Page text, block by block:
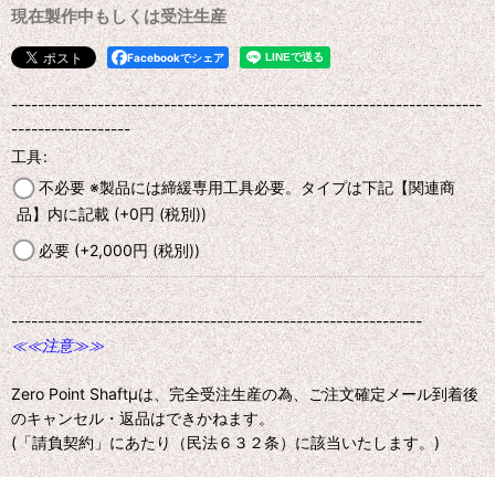
現在製作中もしくは受注生産
Facebookでシェア
-----------------------------------------------------------------------
------------------
工具:
不必要 ※製品には締緩専用工具必要。タイプは下記【関連商
品】内に記載(+0円 (税別))
必要(+2,000円 (税別))
--------------------------------------------------------------
≪≪注意≫≫
Zero Point Shaftμは、完全受注生産の為、ご注文確定メール到着後
のキャンセル・返品はできかねます。
(「請負契約」にあたり（民法６３２条）に該当いたします。)